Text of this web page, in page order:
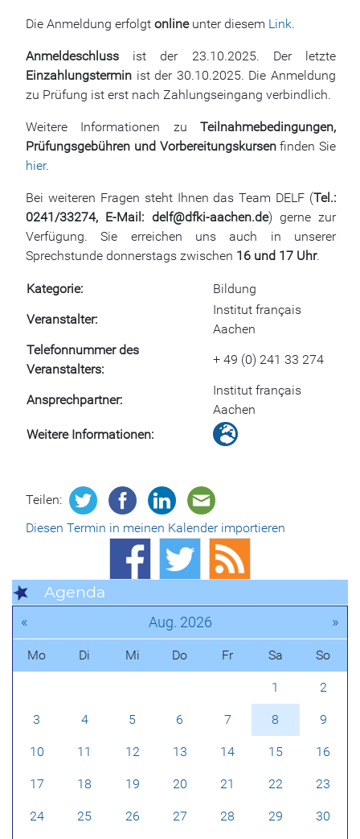
Die Anmeldung erfolgt onlineunter diesem Link.
Anmeldeschluss ist der 23.10.2025. Der letzte
Einzahlungstermin ist der 30.10.2025. Die Anmeldung
zu Prüfung ist erst nach Zahlungseingang verbindlich.
Weitere Informationen zu Teilnahmebedingungen,
Prüfungsgebühren und Vorbereitungskursenfinden Sie
hier.
Bei weiteren Fragen steht Ihnen das Team DELF (Tel.:
0241/33274, E-Mail: delf@dfki-aachen.de) gerne zur
Verfügung. Sie erreichen uns auch in unserer
Sprechstunde donnerstags zwischen 16 und 17 Uhr.
Kategorie
Bildung
Veranstalter
Institut français
Aachen
Telefonnummer des
Veranstalters
+ 49 (0) 241 33 274
Ansprechpartner
Institut français
Aachen
Weitere Informationen
Teilen:
Diesen Termin in meinen Kalender importieren
Agenda
« Aug. 2026 »
Mo Di Mi Do Fr Sa So
1 2
3 4 5 6 7 8 9
10 11 12 13 14 15 16
17 18 19 20 21 22 23
24 25 26 27 28 29 30